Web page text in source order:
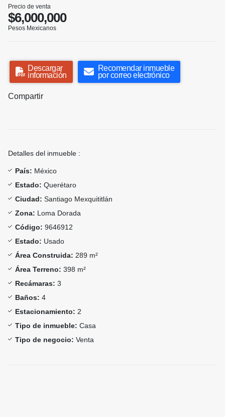
Precio de venta
$6,000,000
Pesos Mexicanos
Descargar
información
Recomendar inmueble
por correo electrónico
Compartir
Detalles del inmueble :
País: México
Estado: Querétaro
Ciudad: Santiago Mexquititlán
Zona: Loma Dorada
Código: 9646912
Estado: Usado
Área Construida: 289 m²
Área Terreno: 398 m²
Recámaras: 3
Baños: 4
Estacionamiento: 2
Tipo de inmueble: Casa
Tipo de negocio: Venta